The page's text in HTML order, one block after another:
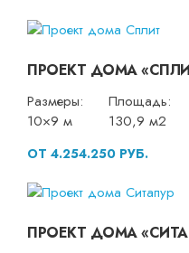
ПРОЕКТ ДОМА
Размеры:
10×9 м
Площадь:
130,9 м2
ОТ 4.254.250 РУБ.
ПРОЕКТ ДОМА